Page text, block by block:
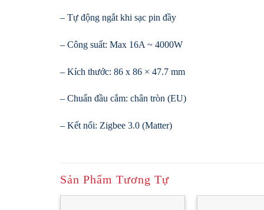
– Tự động ngắt khi sạc pin đầy
– Công suất: Max 16A ~ 4000W
– Kích thước: 86 x 86 × 47.7 mm
– Chuẩn đầu cắm: chân tròn (EU)
– Kết nối: Zigbee 3.0 (Matter)
Sản Phẩm Tương Tự